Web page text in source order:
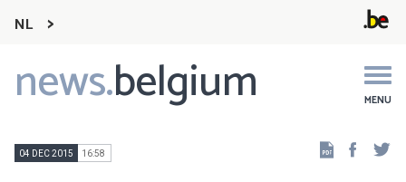
NL
news.belgium MENU
Main
navigation
04 DEC 2015 16:58